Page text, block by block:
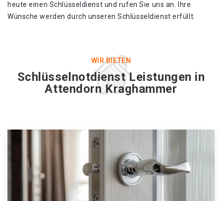
heute einen Schlüsseldienst und rufen Sie uns an. Ihre
Wünsche werden durch unseren Schlüsseldienst erfüllt.
WIR BIETEN
Schlüsselnotdienst Leistungen in
Attendorn Kraghammer